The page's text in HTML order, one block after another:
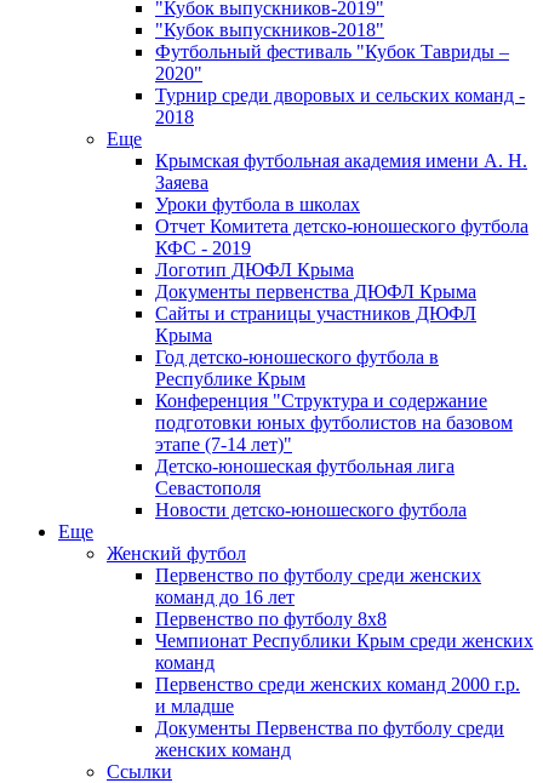
"Кубок выпускников-2019"
"Кубок выпускников-2018"
Футбольный фестиваль "Кубок Тавриды –
2020"
Турнир среди дворовых и сельских команд -
2018
Еще
Крымская футбольная академия имени А. Н.
Заяева
Уроки футбола в школах
Отчет Комитета детско-юношеского футбола
КФС - 2019
Логотип ДЮФЛ Крыма
Документы первенства ДЮФЛ Крыма
Сайты и страницы участников ДЮФЛ
Крыма
Год детско-юношеского футбола в
Республике Крым
Конференция "Структура и содержание
подготовки юных футболистов на базовом
этапе (7-14 лет)"
Детско-юношеская футбольная лига
Севастополя
Новости детско-юношеского футбола
Еще
Женский футбол
Первенство по футболу среди женских
команд до 16 лет
Первенство по футболу 8х8
Чемпионат Республики Крым среди женских
команд
Первенство среди женских команд 2000 г.р.
и младше
Документы Первенства по футболу среди
женских команд
Ссылки